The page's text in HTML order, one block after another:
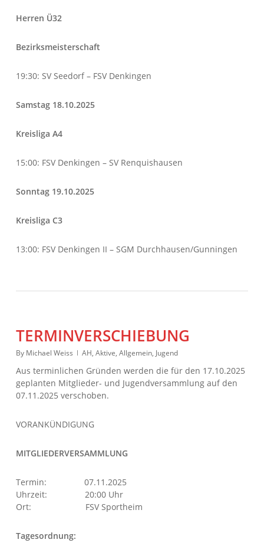
Herren Ü32
Bezirksmeisterschaft
19:30: SV Seedorf – FSV Denkingen
Samstag 18.10.2025
Kreisliga A4
15:00: FSV Denkingen – SV Renquishausen
Sonntag 19.10.2025
Kreisliga C3
13:00: FSV Denkingen II – SGM Durchhausen/Gunningen
TERMINVERSCHIEBUNG
By Michael Weiss AH, Aktive, Allgemein, Jugend
Aus terminlichen Gründen werden die für den 17.10.2025
geplanten Mitglieder- und Jugendversammlung auf den
07.11.2025 verschoben.
VORANKÜNDIGUNG
MITGLIEDERVERSAMMLUNG
Termin: 07.11.2025
Uhrzeit: 20:00 Uhr
Ort: FSV Sportheim
Tagesordnung: